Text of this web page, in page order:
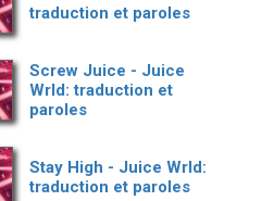
traduction et paroles
Screw Juice - Juice
Wrld: traduction et
paroles
Stay High - Juice Wrld:
traduction et paroles